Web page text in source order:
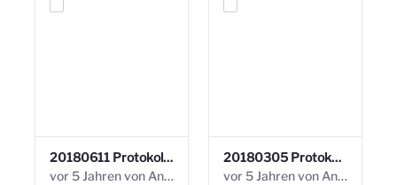
20180611 Protokoll 23. Steuerungskreis.pdf
vor 5 Jahren von Anni Schlumberger
20180305 Protokoll 22. Steuerungskreis.pdf
vor 5 Jahren von Anni Schlumberger